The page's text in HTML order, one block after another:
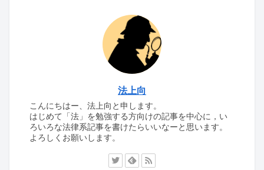
法上向
こんにちはー、法上向と申します。
はじめて「法」を勉強する方向けの記事を中心に，い
ろいろな法律系記事を書けたらいいなーと思います。
よろしくお願いします。